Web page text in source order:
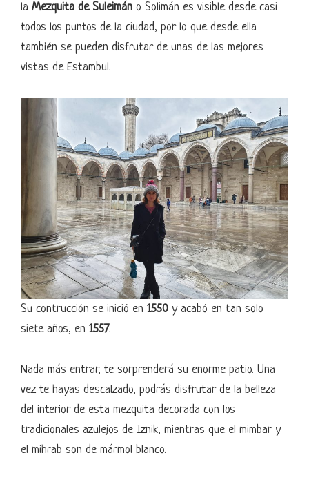
la Mezquita de Suleimán o Solimán es visible desde casi
todos los puntos de la ciudad, por lo que desde ella
también se pueden disfrutar de unas de las mejores
vistas de Estambul.
Su contrucción se inició en 1550 y acabó en tan solo
siete años, en 1557.
Nada más entrar, te sorprenderá su enorme patio. Una
vez te hayas descalzado, podrás disfrutar de la belleza
del interior de esta mezquita decorada con los
tradicionales azulejos de Iznik, mientras que el mimbar y
el mihrab son de mármol blanco.